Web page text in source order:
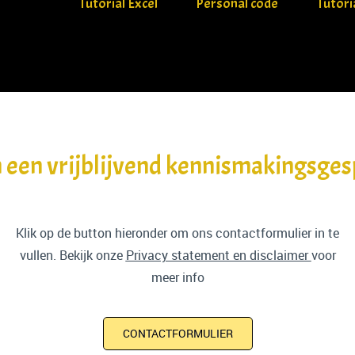
een vrijblijvend
Klik op de button hieronder om ons contactformulier in te
vullen. Bekijk onze Privacy statement en disclaimervoor
meer info
CONTACTFORMULIER